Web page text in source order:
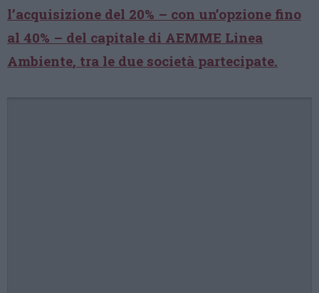
l’acquisizione del 20% – con un’opzione fino
al 40% – del capitale di AEMME Linea
Ambiente, tra le due società partecipate.